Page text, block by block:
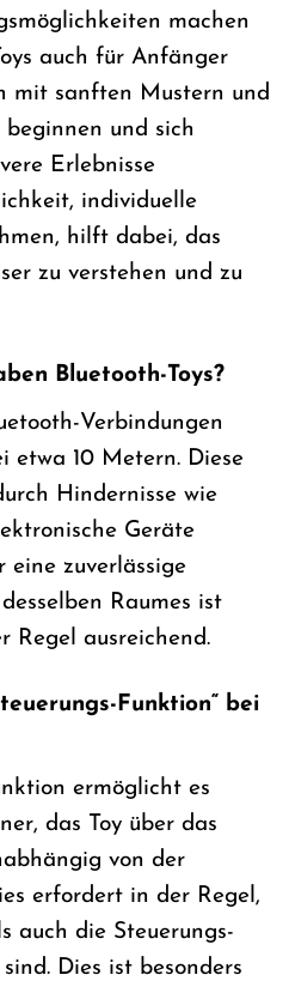
machen
auch für Anfänger
mit sanften Mustern und
und sich
Erlebnisse
individuelle
hilft dabei, das
zu verstehen und zu
Bluetooth-Toys?
Verbindungen
etwa 10 Metern. Diese
Hindernisse wie
Geräte
eine zuverlässige
Raumes ist
Regel ausreichend.
Funktion“ bei
ermöglicht es
das Toy über das
von der
erfordert in der Regel,
auch die Steuerungs-
Dies ist besonders